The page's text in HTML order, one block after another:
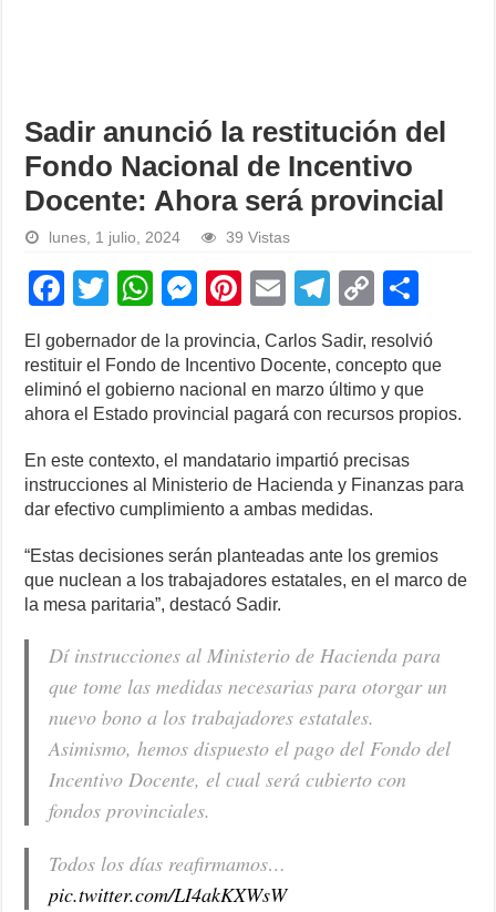
Sadir anunció la restitución del
Fondo Nacional de Incentivo
Docente: Ahora será provincial
lunes, 1 julio, 2024 39 Vistas
F
a
c
e
b
o
o
T
wi
tt
er
W
h
at
s
A
p
p
M
ss
e
n
g
er
Pi
nt
er
e
st
E
m
ail
T
el
e
gr
a
m
C
p
y
Li
n
k
h
ar
e
El gobernador de la provincia, Carlos Sadir, resolvió
restituir el Fondo de Incentivo Docente, concepto que
eliminó el gobierno nacional en marzo último y que
ahora el Estado provincial pagará con recursos propios.
En este contexto, el mandatario impartió precisas
instrucciones al Ministerio de Hacienda y Finanzas para
dar efectivo cumplimiento a ambas medidas.
“Estas decisiones serán planteadas ante los gremios
que nuclean a los trabajadores estatales, en el marco de
la mesa paritaria”, destacó Sadir.
Dí instrucciones al Ministerio de Hacienda para
que tome las medidas necesarias para otorgar un
nuevo bono a los trabajadores estatales.
Asimismo, hemos dispuesto el pago del Fondo del
Incentivo Docente, el cual será cubierto con
fondos provinciales.
Todos los días reafirmamos…
pic.twitter.com/LI4akKXWsW